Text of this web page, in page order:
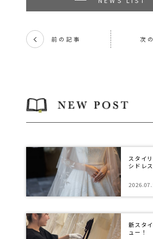
く 前の記事 次
スタイ
シドレ
新スタ
ュー！